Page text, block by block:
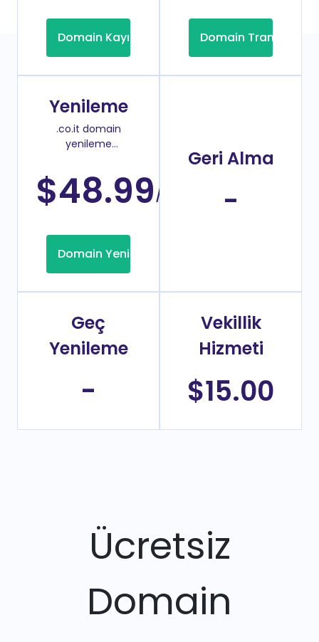
Domain Kayıt Domain Transfer
Yenileme
.co.it domain
yenileme
$48.99/Yıl
Domain Yenileme
Geri Alma
-
Geç
Yenileme
-
Vekillik
Hizmeti
$15.00
Ücretsiz
Domain